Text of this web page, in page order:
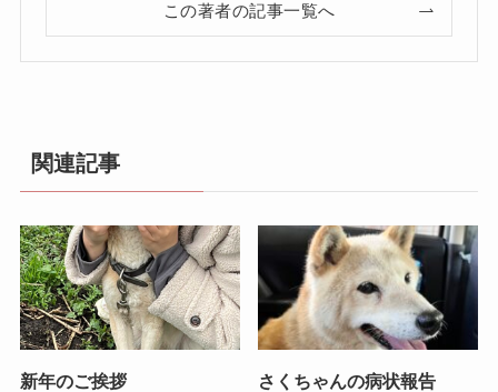
この著者の記事一覧へ
関連記事
新年のご挨拶 さくちゃんの病状報告